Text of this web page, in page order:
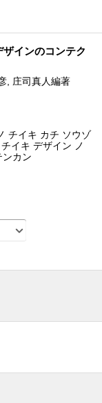
インのコンテク
, 庄司真人編著
チイキ カチ ソウゾ
イキ デザイン ノ
ンカン